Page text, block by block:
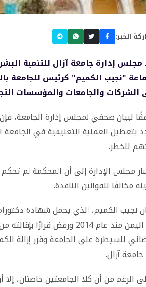
الخبر:
مجلس إدارة جامعة آزال للتنمية
"نجيب الكميم" كرئيس للجامعة
الشركات والجامعات والمؤسسات
لبيان صحفي لمجلس إدارة الجامعة،
بتعطيل العملية التعليمية في
للخطر.
مجلس الإدارة إلى أن المحكمة لم
مخالفًا للقوانين النافذة.
نجيب الكميم، الذي يحمل شهادة
في اليمن منذ عام 2014
للسيطرة على الجامعة وقرر إزالة
آزال.
الرغم من أن كلا الجامعتين خاصتان،